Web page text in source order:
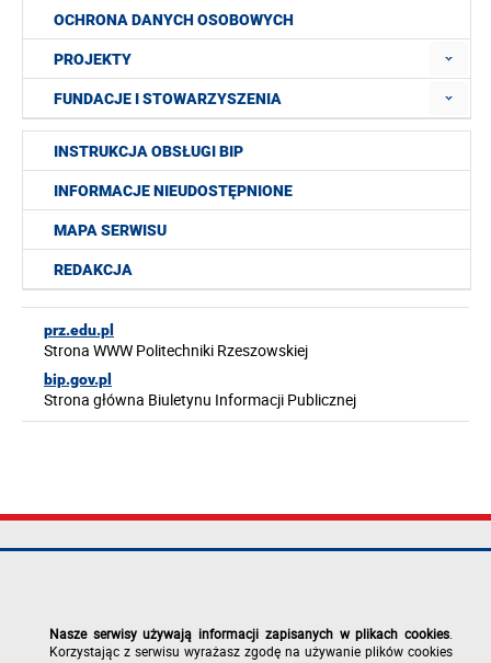
OCHRONA DANYCH OSOBOWYCH
PROJEKTY
FUNDACJE I STOWARZYSZENIA
INSTRUKCJA OBSŁUGI BIP
INFORMACJE NIEUDOSTĘPNIONE
MAPA SERWISU
REDAKCJA
prz.edu.pl
Strona WWW Politechniki Rzeszowskiej
bip.gov.pl
Strona główna Biuletynu Informacji Publicznej
Politechnika
al. Powstańców
tel.: +48 17 865
e-mail:
Mapa serwisu
prywatności
Nasze serwisy używają informacji zapisanych w plikach cookies
Korzystając z serwisu wyrażasz zgodę na używanie plików cookies